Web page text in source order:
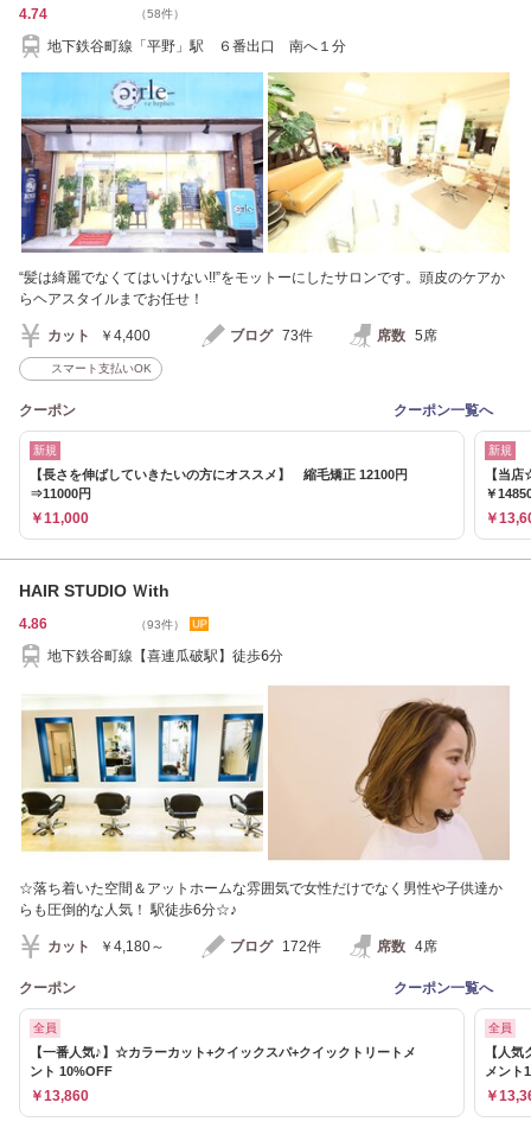
4.74 （58件）
地下鉄谷町線「平野」駅 ６番出口 南へ１分
“髪は綺麗でなくてはいけない!!”をモットーにしたサロンです。頭皮のケアか
らヘアスタイルまでお任せ！
カット ￥4,400 ブログ 73件 席数 5席
スマート支払いOK
クーポン クーポン一覧へ
新規
【長さを伸ばしていきたいの方にオススメ】 縮毛矯正 12100円
⇒11000円
￥11,000
新規
【当
￥
￥
HAIR STUDIO Ｗith
4.86 （93件）
地下鉄谷町線【喜連瓜破駅】徒歩6分
☆落ち着いた空間＆アットホームな雰囲気で女性だけでなく男性や子供達か
らも圧倒的な人気！ 駅徒歩6分☆♪
カット ￥4,180～ ブログ 172件 席数 4席
クーポン クーポン一覧へ
全員
【一番人気♪】☆カラーカット+クイックスパ+クイックトリートメ
ント 10%OFF
￥13,860
全員
【人
メント
￥